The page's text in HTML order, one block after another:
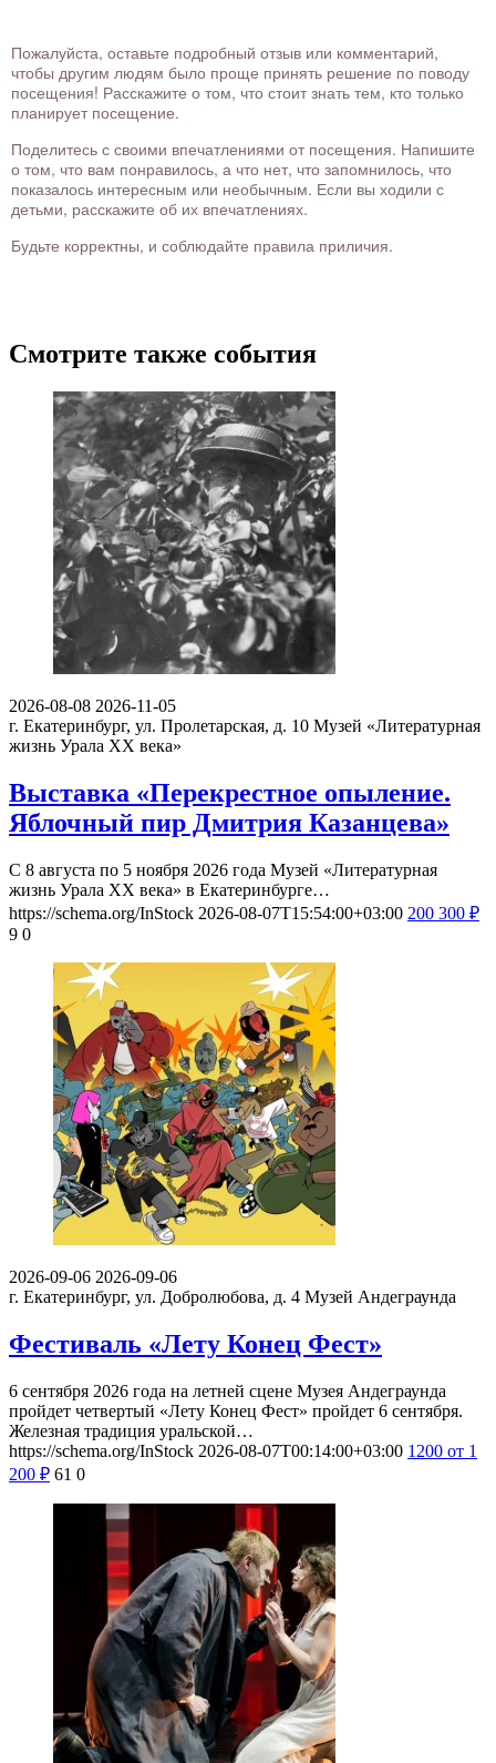
Пожалуйста, оставьте подробный отзыв или комментарий,
чтобы другим людям было проще принять решение по поводу
посещения! Расскажите о том, что стоит знать тем, кто только
планирует посещение.
Поделитесь с своими впечатлениями от посещения. Напишите
о том, что вам понравилось, а что нет, что запомнилось, что
показалось интересным или необычным. Если вы ходили с
детьми, расскажите об их впечатлениях.
Будьте корректны, и соблюдайте правила приличия.
Смотрите также события
2026-08-08 2026-11-05
г. Екатеринбург, ул. Пролетарская, д. 10 Музей «Литературная
жизнь Урала ХХ века»
Выставка «Перекрестное опыление.
Яблочный пир Дмитрия Казанцева»
С 8 августа по 5 ноября 2026 года Музей «Литературная
жизнь Урала ХХ века» в Екатеринбурге…
https://schema.org/InStock 2026-08-07T15:54:00+03:00 200 300 ₽
9 0
2026-09-06 2026-09-06
г. Екатеринбург, ул. Добролюбова, д. 4 Музей Андеграунда
Фестиваль «Лету Конец Фест»
6 сентября 2026 года на летней сцене Музея Андеграунда
пройдет четвертый «Лету Конец Фест» пройдет 6 сентября.
Железная традиция уральской…
https://schema.org/InStock 2026-08-07T00:14:00+03:00 1200 от 1
200 ₽ 61 0